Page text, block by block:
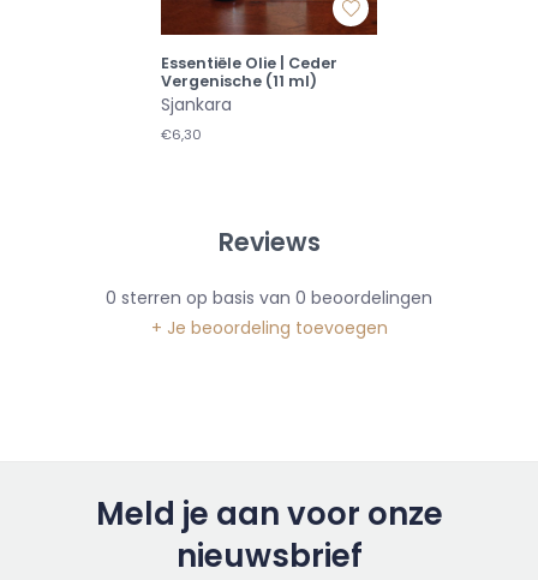
Essentiële Olie | Ceder
Vergenische (11 ml)
Sjankara
€6,30
Reviews
0 sterren op basis van 0 beoordelingen
+ Je beoordeling toevoegen
Meld je aan voor onze
nieuwsbrief